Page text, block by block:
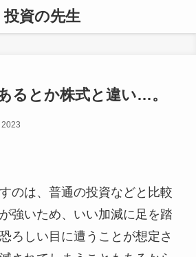
投資の先生
るとか株式と違い…。
2023
のは、普通の投資などと比較
強いため、いい加減に足を踏
ろしい目に遭うことが想定さ